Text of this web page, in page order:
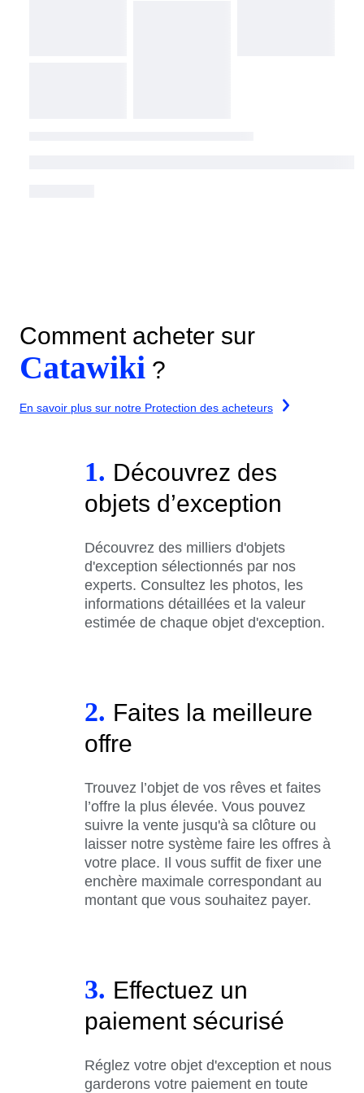
Comment acheter sur
Catawiki ?
En savoir plus sur notre Protection des acheteurs
1. Découvrez des
objets d’exception
Découvrez des milliers d'objets
d'exception sélectionnés par nos
experts. Consultez les photos, les
informations détaillées et la valeur
estimée de chaque objet d'exception.
2. Faites la meilleure
offre
Trouvez l’objet de vos rêves et faites
l’offre la plus élevée. Vous pouvez
suivre la vente jusqu'à sa clôture ou
laisser notre système faire les offres à
votre place. Il vous suffit de fixer une
enchère maximale correspondant au
montant que vous souhaitez payer.
3. Effectuez un
paiement sécurisé
Réglez votre objet d'exception et nous
garderons votre paiement en toute